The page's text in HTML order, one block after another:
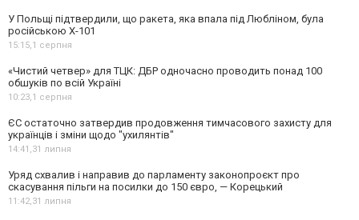
У Польщі підтвердили, що ракета, яка впала під Любліном, була
російською Х-101
15:15,1 серпня
«Чистий четвер» для ТЦК: ДБР одночасно проводить понад 100
обшуків по всій Україні
10:23,1 серпня
ЄС остаточно затвердив продовження тимчасового захисту для
українців і зміни щодо "ухилянтів"
14:41,31 липня
Уряд схвалив і направив до парламенту законопроєкт про
скасування пільги на посилки до 150 євро, — Корецький
11:42,31 липня